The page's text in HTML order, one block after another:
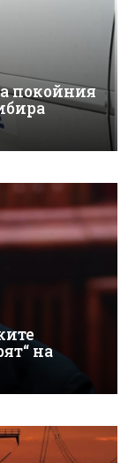
покойния
на